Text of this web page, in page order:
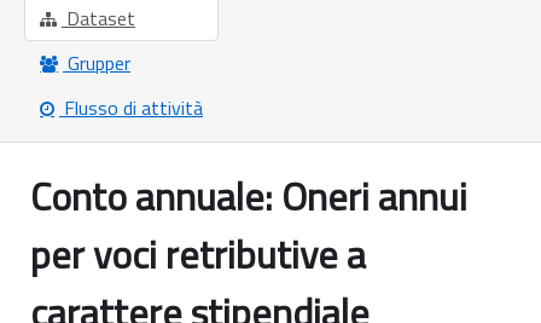
Dataset
Grupper
Flusso di attività
Conto annuale: Oneri annui
per voci retributive a